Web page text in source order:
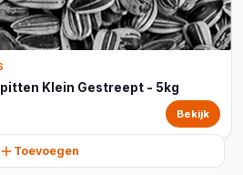
Klein Gestreept - 5kg
Bekijk
Toevoegen